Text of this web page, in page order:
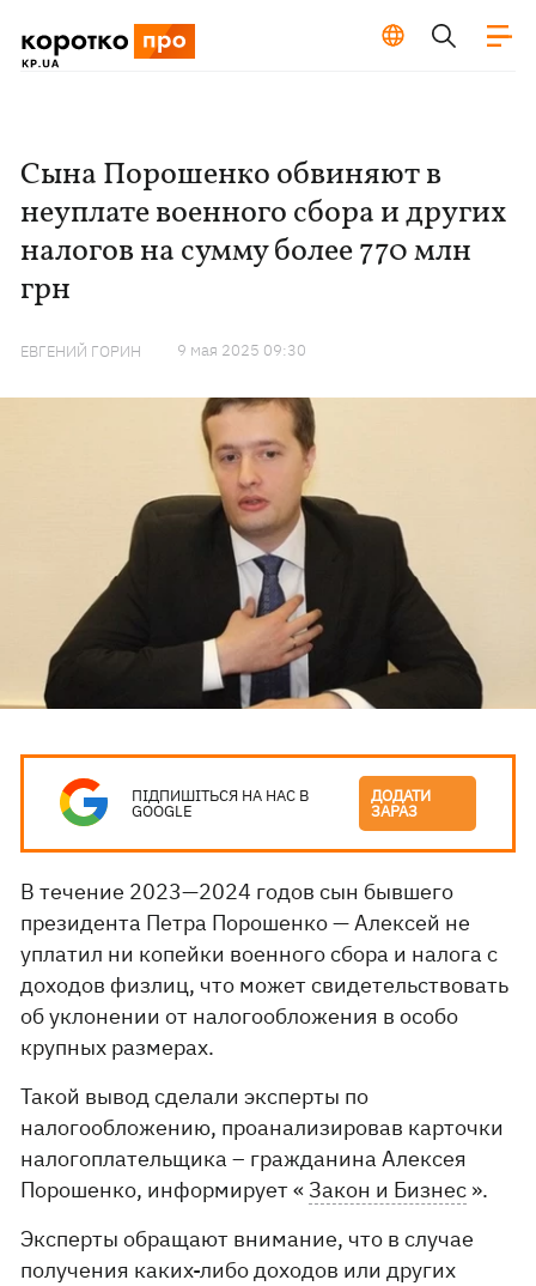
Сына Порошенко обвиняют в
неуплате военного сбора и других
налогов на сумму более 770 млн
грн
ЕВГЕНИЙ ГОРИН 9 мая 2025 09:30
ПІДПИШІТЬСЯ НА НАС В
GOOGLE
ДОДАТИ
ЗАРАЗ
В течение 2023—2024 годов сын бывшего
президента Петра Порошенко — Алексей не
уплатил ни копейки военного сбора и налога с
доходов физлиц, что может свидетельствовать
об уклонении от налогообложения в особо
крупных размерах.
Такой вывод сделали эксперты по
налогообложению, проанализировав карточки
налогоплательщика – гражданина Алексея
Порошенко, информирует « Закон и Бизнес ».
Эксперты обращают внимание, что в случае
получения каких-либо доходов или других